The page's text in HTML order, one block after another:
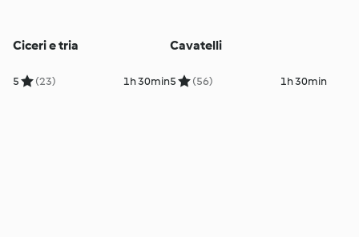
Ciceri e tria
5 (23) 1h 30min
Cavatelli
5 (56) 1h 30min